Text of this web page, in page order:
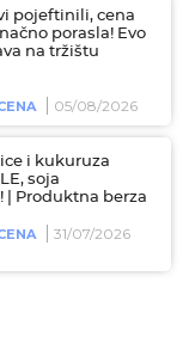
pojeftinili, cena
porasla! Evo
na tržištu
05/08/2026
i kukuruza
soja
| Produktna berza
31/07/2026